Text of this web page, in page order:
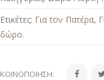
Ετικέτες: Για τον Πατέρα,
δώρο.
ΚΟΙΝΟΠΟΊΗΣΗ: